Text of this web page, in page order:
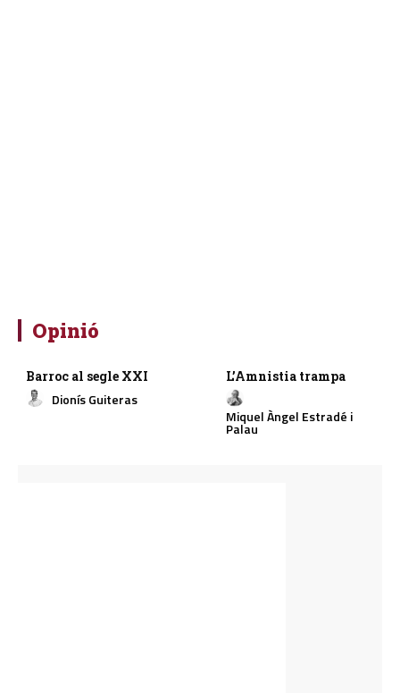
Opinió
Barroc al segle XXI
Dionís Guiteras
L’Amnistia trampa
Miquel Àngel Estradé i
Palau